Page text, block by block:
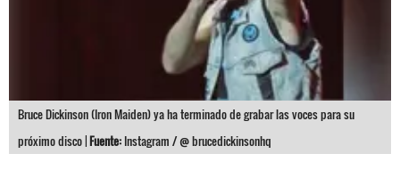
Bruce Dickinson (Iron Maiden) ya ha terminado de grabar las voces para su
próximo disco |Fuente: Instagram / @ brucedickinsonhq